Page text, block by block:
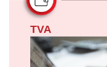
TVA